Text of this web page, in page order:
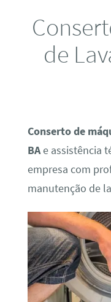
de
Conserto de
BAe assistência
empresa com
manutenção de